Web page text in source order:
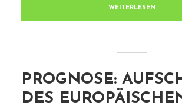
WEITERLESEN
PROGNOSE:
DES